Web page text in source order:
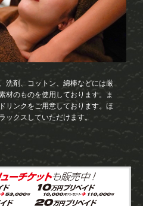
洗剤、コットン、綿棒などには厳
材のものを使用しております。ま
リンクをご用意しております。ほ
ックスしていただけます。